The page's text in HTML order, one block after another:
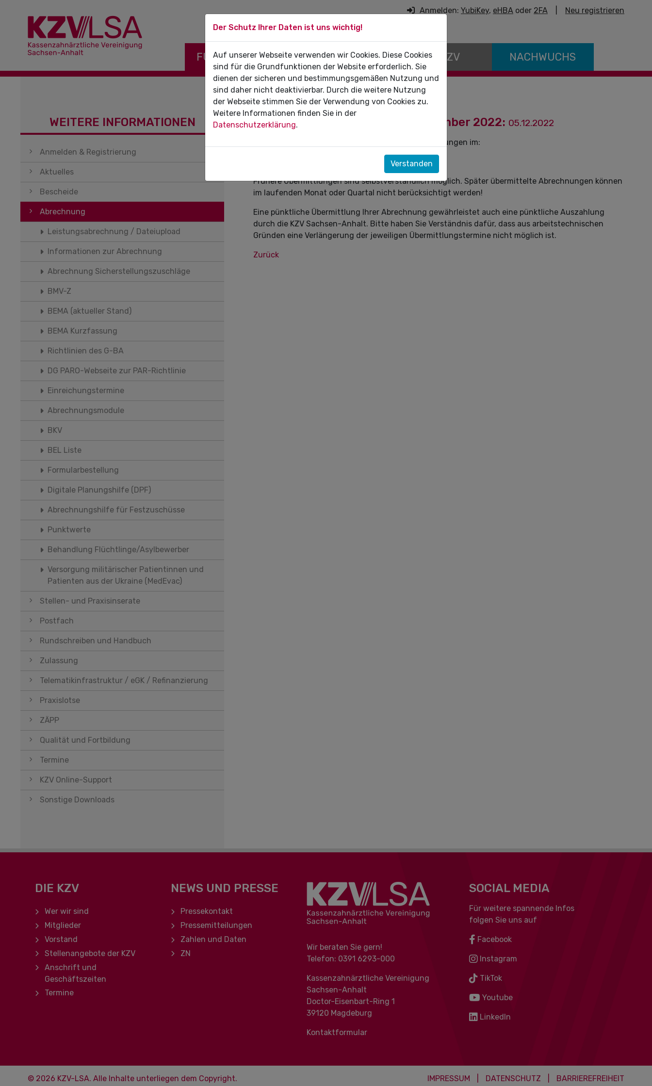
Anmelden: YubiKey, eHBA oder 2FA Neu registrieren
FÜR DIE PRAXIS FÜR PATIENTEN DIE KZV NACHWUCHS
Abgabetermin Abrechnung November 2022: 05.12.2022
Letzter Abgabetermin für die Abrechnung von Leistungen im:
November 2022 (Monatsabrechnung)
Frühere Übermittlungen sind selbstverständlich möglich. Später übermittelte Abrechnungen können
im laufenden Monat oder Quartal nicht berücksichtigt werden!
Eine pünktliche Übermittlung Ihrer Abrechnung gewährleistet auch eine pünktliche Auszahlung
durch die KZV Sachsen-Anhalt. Bitte haben Sie Verständnis dafür, dass aus arbeitstechnischen
Gründen eine Verlängerung der jeweiligen Übermittlungstermine nicht möglich ist.
Zurück
WEITERE INFORMATIONEN
Navigation überspringen
Anmelden & Registrierung
Aktuelles
Bescheide
Abrechnung
Leistungsabrechnung / Dateiupload
Informationen zur Abrechnung
Abrechnung Sicherstellungszuschläge
BMV-Z
BEMA (aktueller Stand)
BEMA Kurzfassung
Richtlinien des G-BA
DG PARO-Webseite zur PAR-Richtlinie
Einreichungstermine
Abrechnungsmodule
BKV
BEL Liste
Formularbestellung
Digitale Planungshilfe (DPF)
Abrechnungshilfe für Festzuschüsse
Punktwerte
Behandlung Flüchtlinge/Asylbewerber
Versorgung militärischer Patientinnen und
Patienten aus der Ukraine (MedEvac)
Stellen- und Praxisinserate
Postfach
Rundschreiben und Handbuch
Zulassung
Telematikinfrastruktur / eGK / Refinanzierung
Praxislotse
ZÄPP
Qualität und Fortbildung
Termine
KZV Online-Support
Sonstige Downloads
DIE KZV
Navigation überspringen
Wer wir sind
Mitglieder
Vorstand
Stellenangebote der KZV
Anschrift und
Geschäftszeiten
Termine
NEWS UND PRESSE
Navigation überspringen
Pressekontakt
Pressemitteilungen
Zahlen und Daten
ZN
Wir beraten Sie gern!
Telefon: 0391 ‍6293-000
Kassenzahnärztliche Vereinigung
Sachsen-Anhalt
Doctor-Eisenbart-Ring 1
39120 Magdeburg
Kontaktformular
SOCIAL MEDIA
Für weitere spannende Infos
folgen Sie uns auf
Facebook
Instagram
TikTok
Youtube
LinkedIn
© 2026 KZV-LSA. Alle Inhalte unterliegen dem Copyright. IMPRESSUM DATENSCHUTZ BARRIEREFREIHEIT
Der Schutz Ihrer Daten ist uns wichtig!
Auf unserer Webseite verwenden wir Cookies. Diese Cookies
sind für die Grundfunktionen der Website erforderlich. Sie
dienen der sicheren und bestimmungsgemäßen Nutzung und
sind daher nicht deaktivierbar. Durch die weitere Nutzung
der Webseite stimmen Sie der Verwendung von Cookies zu.
Weitere Informationen finden Sie in der
Datenschutzerklärung.
Verstanden